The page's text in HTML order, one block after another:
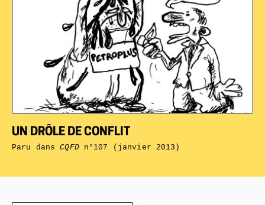
UN DRÔLE DE CONFLIT
Paru dansCQFDn°107 (janvier 2013)